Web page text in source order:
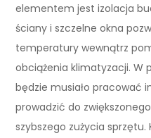
elementem jest izolacja
ściany i szczelne okna
temperatury wewnątrz
obciążenia klimatyzacji. W
będzie musiało pracować
prowadzić do
szybszego zużycia